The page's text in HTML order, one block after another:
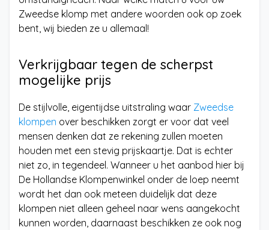
Zweedse klomp met andere woorden ook op zoek
bent, wij bieden ze u allemaal!
Verkrijgbaar tegen de scherpst
mogelijke prijs
De stijlvolle, eigentijdse uitstraling waar Zweedse
klompen over beschikken zorgt er voor dat veel
mensen denken dat ze rekening zullen moeten
houden met een stevig prijskaartje. Dat is echter
niet zo, in tegendeel. Wanneer u het aanbod hier bij
De Hollandse Klompenwinkel onder de loep neemt
wordt het dan ook meteen duidelijk dat deze
klompen niet alleen geheel naar wens aangekocht
kunnen worden, daarnaast beschikken ze ook nog